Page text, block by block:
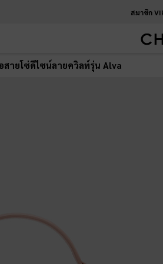
สมาชิก
สายโซ่ดีไซน์ลายควิลท์รุ่น Alva